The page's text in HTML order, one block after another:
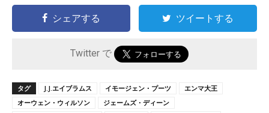
シェアする ツイートする
Twitter で
タグ J.J.エイブラムス イモージェン・プーツ
エンマ大王
オーウェン・ウィルソン
ジェームズ・ディーン